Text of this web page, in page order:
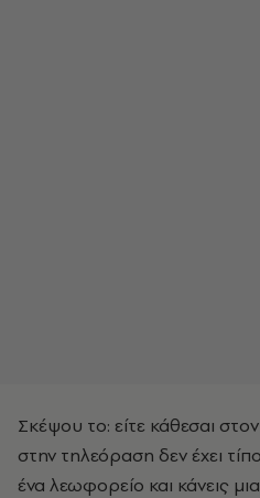
Σκέψου το: είτε κάθεσαι
στην τηλεόραση δεν έχει
ένα λεωφορείο και κάνεις